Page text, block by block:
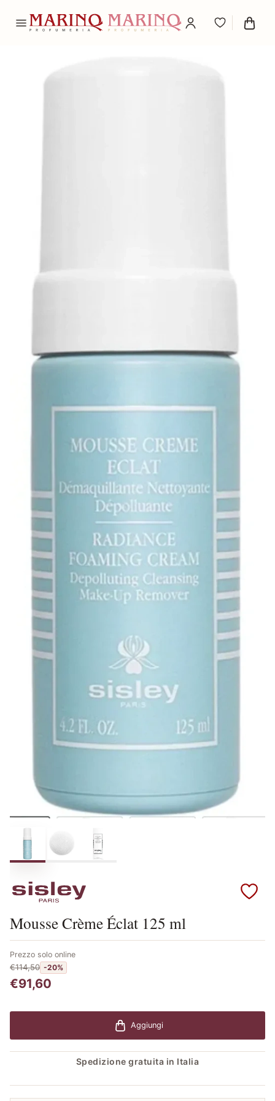
Scopri i prodotti Sisley
Mousse Crème Éclat 125 ml
Prezzo solo online
€114,50 -20%
€91,60
Aggiungi
Spedizione gratuita in Italia